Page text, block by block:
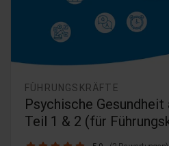
FÜHRUNGSKRÄFTE
Psychische
Teil 1 & 2 (für